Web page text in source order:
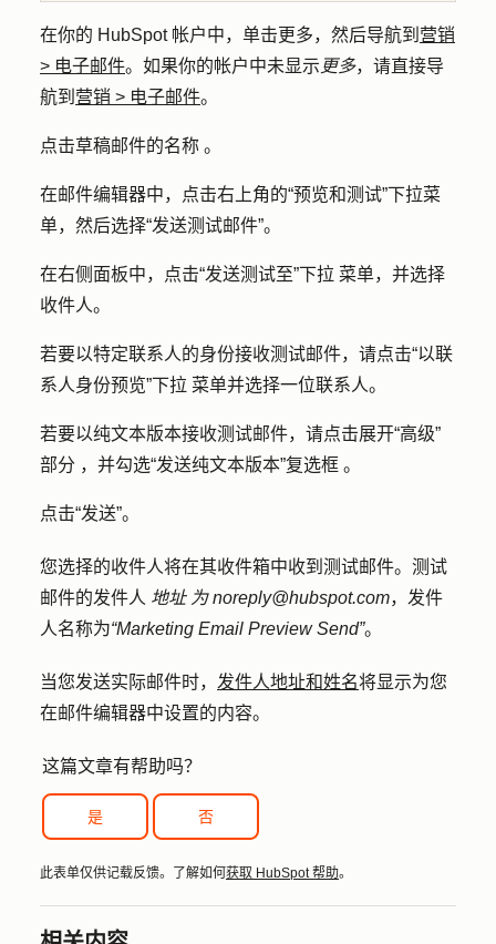
在你的 HubSpot 帐户中，单击更多，然后导航到 营销
> 电子邮件。如果你的帐户中未显示 更多，请直接导
航到 营销 > 电子邮件。
点击草稿邮件的名称 。
在邮件编辑器中，点击右上角的“预览和测试”下拉菜
单，然后选择“发送测试邮件”。
在右侧面板中，点击“发送测试至”下拉 菜单，并选择
收件人。
若要以特定联系人的身份接收测试邮件，请点击“以联
系人身份预览”下拉 菜单并选择一位联系人。
若要以纯文本版本接收测试邮件，请点击展开“高级”
部分 ，并勾选“发送纯文本版本”复选框 。
点击“发送”。
您选择的收件人将在其收件箱中收到测试邮件。测试
邮件的发件人 地址 为noreply@hubspot.com，发件
人名称为“Marketing Email Preview Send”。
当您发送实际邮件时， 发件人地址和姓名将显示为您
在邮件编辑器中设置的内容。
这篇文章有帮助吗？
是 否
此表单仅供记载反馈。了解如何 获取 HubSpot 帮助。